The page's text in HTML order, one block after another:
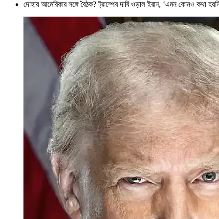
দোহায় আমেরিকার সঙ্গে বৈঠক? ট্রাম্পের দাবি ওড়াল ইরান, ‘এমন কোনও কথা